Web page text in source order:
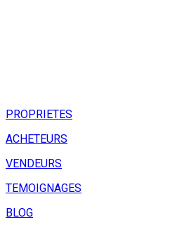
PROPRIETES
ACHETEURS
VENDEURS
TEMOIGNAGES
BLOG